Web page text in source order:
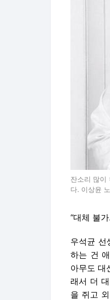
잔소리 많이
다. 이상윤
“대체 불가
우석균 선
하는 건
아무도 대
래서 더
을 쥐고